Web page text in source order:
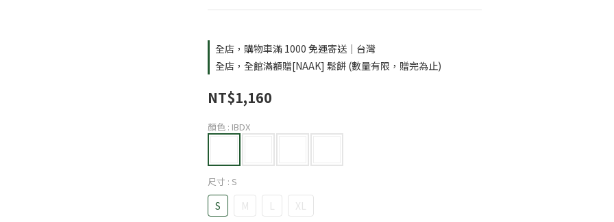
全店，購物車滿 1000 免運寄送｜台灣
全店，全館滿額贈[NAAK] 鬆餅 (數量有限，贈完為止)
NT$1,160
顏色 : IBDX
尺寸 : S
S M L XL